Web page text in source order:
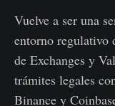
Vuelve a ser una
entorno regulativo
de Exchanges y
trámites legales
Binance y